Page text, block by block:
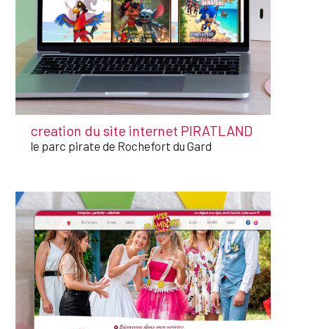
creation du site internet PIRATLAND
le parc pirate de Rochefort du Gard